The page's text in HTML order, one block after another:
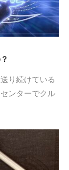
り続けている
ンターでクル